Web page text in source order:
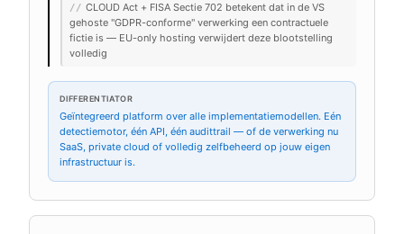
// CLOUD Act + FISA Sectie 702 betekent dat in de VS
gehoste "GDPR-conforme" verwerking een contractuele
fictie is — EU-only hosting verwijdert deze blootstelling
volledig
DIFFERENTIATOR
Geïntegreerd platform over alle implementatiemodellen. Eén
detectiemotor, één API, één audittrail — of de verwerking nu
SaaS, private cloud of volledig zelfbeheerd op jouw eigen
infrastructuur is.